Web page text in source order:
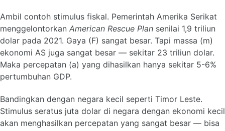
Ambil contoh stimulus fiskal. Pemerintah Amerika Serikat
menggelontorkan American Rescue Plan senilai 1,9 triliun
dolar pada 2021. Gaya (F) sangat besar. Tapi massa (m)
ekonomi AS juga sangat besar — sekitar 23 triliun dolar.
Maka percepatan (a) yang dihasilkan hanya sekitar 5-6%
pertumbuhan GDP.
Bandingkan dengan negara kecil seperti Timor Leste.
Stimulus seratus juta dolar di negara dengan ekonomi kecil
akan menghasilkan percepatan yang sangat besar — bisa